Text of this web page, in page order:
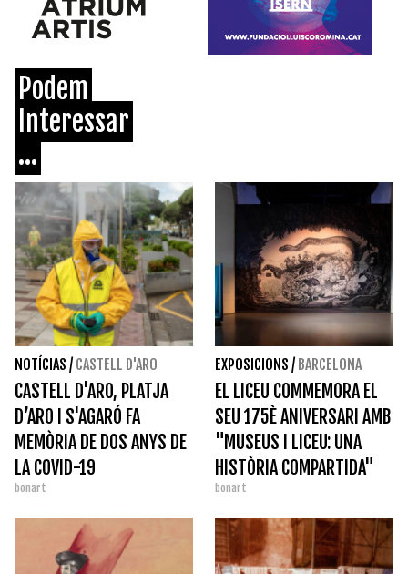
Podem
Interessar
...
NOTÍCIAS / CASTELL D'ARO
CASTELL D'ARO, PLATJA
D’ARO I S'AGARÓ FA
MEMÒRIA DE DOS ANYS DE
LA COVID-19
bonart
EXPOSICIONS / BARCELONA
EL LICEU COMMEMORA EL
SEU 175È ANIVERSARI AMB
"MUSEUS I LICEU: UNA
HISTÒRIA COMPARTIDA"
bonart